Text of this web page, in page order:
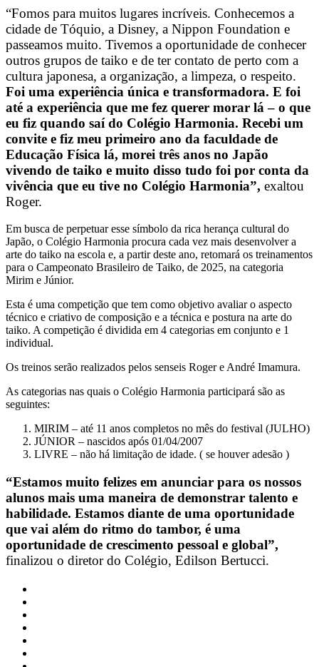
“Fomos para muitos lugares incríveis. Conhecemos a
cidade de Tóquio, a Disney, a Nippon Foundation e
passeamos muito. Tivemos a oportunidade de conhecer
outros grupos de taiko e de ter contato de perto com a
cultura japonesa, a organização, a limpeza, o respeito.
Foi uma experiência única e transformadora. E foi
até a experiência que me fez querer morar lá – o que
eu fiz quando saí do Colégio Harmonia. Recebi um
convite e fiz meu primeiro ano da faculdade de
Educação Física lá, morei três anos no Japão
vivendo de taiko e muito disso tudo foi por conta da
vivência que eu tive no Colégio Harmonia”, exaltou
Roger.
Em busca de perpetuar esse símbolo da rica herança cultural do
Japão, o Colégio Harmonia procura cada vez mais desenvolver a
arte do taiko na escola e, a partir deste ano, retomará os treinamentos
para o Campeonato Brasileiro de Taiko, de 2025, na categoria
Mirim e Júnior.
Esta é uma competição que tem como objetivo avaliar o aspecto
técnico e criativo de composição e a técnica e postura na arte do
taiko. A competição é dividida em 4 categorias em conjunto e 1
individual.
Os treinos serão realizados pelos senseis Roger e André Imamura.
As categorias nas quais o Colégio Harmonia participará são as
seguintes:
MIRIM – até 11 anos completos no mês do festival (JULHO)
JÚNIOR – nascidos após 01/04/2007
LIVRE – não há limitação de idade. ( se houver adesão )
“Estamos muito felizes em anunciar para os nossos
alunos mais uma maneira de demonstrar talento e
habilidade. Estamos diante de uma oportunidade
que vai além do ritmo do tambor, é uma
oportunidade de crescimento pessoal e global”,
finalizou o diretor do Colégio, Edilson Bertucci.